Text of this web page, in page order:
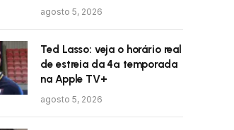
agosto 5, 2026
Ted Lasso: veja o horário real
de estreia da 4ª temporada
na Apple TV+
agosto 5, 2026